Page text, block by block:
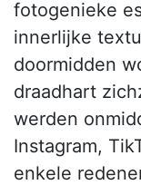
fotogenieke
innerlijke
doormidden
draadhart
werden
Instagram,
enkele